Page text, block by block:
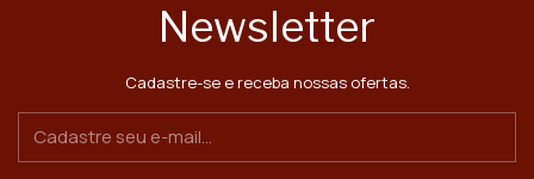
Newsletter
Cadastre-se e receba nossas ofertas.